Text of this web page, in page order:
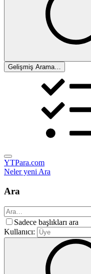
Gelişmiş Arama…
YTPara.com
Neler yeniAra
Ara
Sadece başlıkları ara
Kullanıcı: